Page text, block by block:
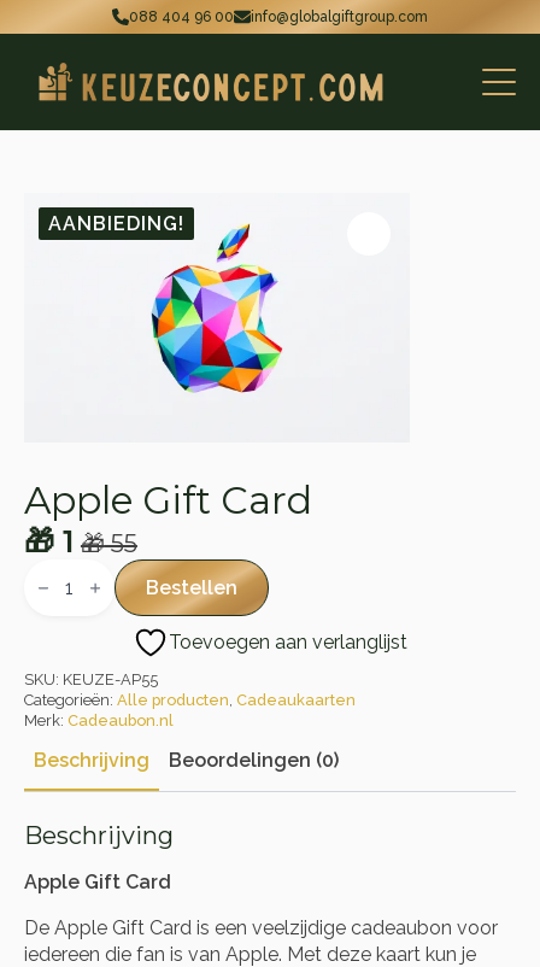
088 404 96 00 info@globalgiftgroup.com
AANBIEDING!
Apple Gift Card
🎁55
Oorspronkelijke
prijs
🎁 55.
🎁 1
Huidige
prijs
🎁 1.
Gift
Bestellen
Toevoegen aan verlanglijst
SKU: KEUZE-AP55
Categorieën: Alle producten, Cadeaukaarten
Merk: Cadeaubon.nl
Beschrijving Beoordelingen (0)
Beschrijving
Apple Gift Card
De Apple Gift Card is een veelzijdige cadeaubon voor
iedereen die fan is van Apple. Met deze kaart kun je